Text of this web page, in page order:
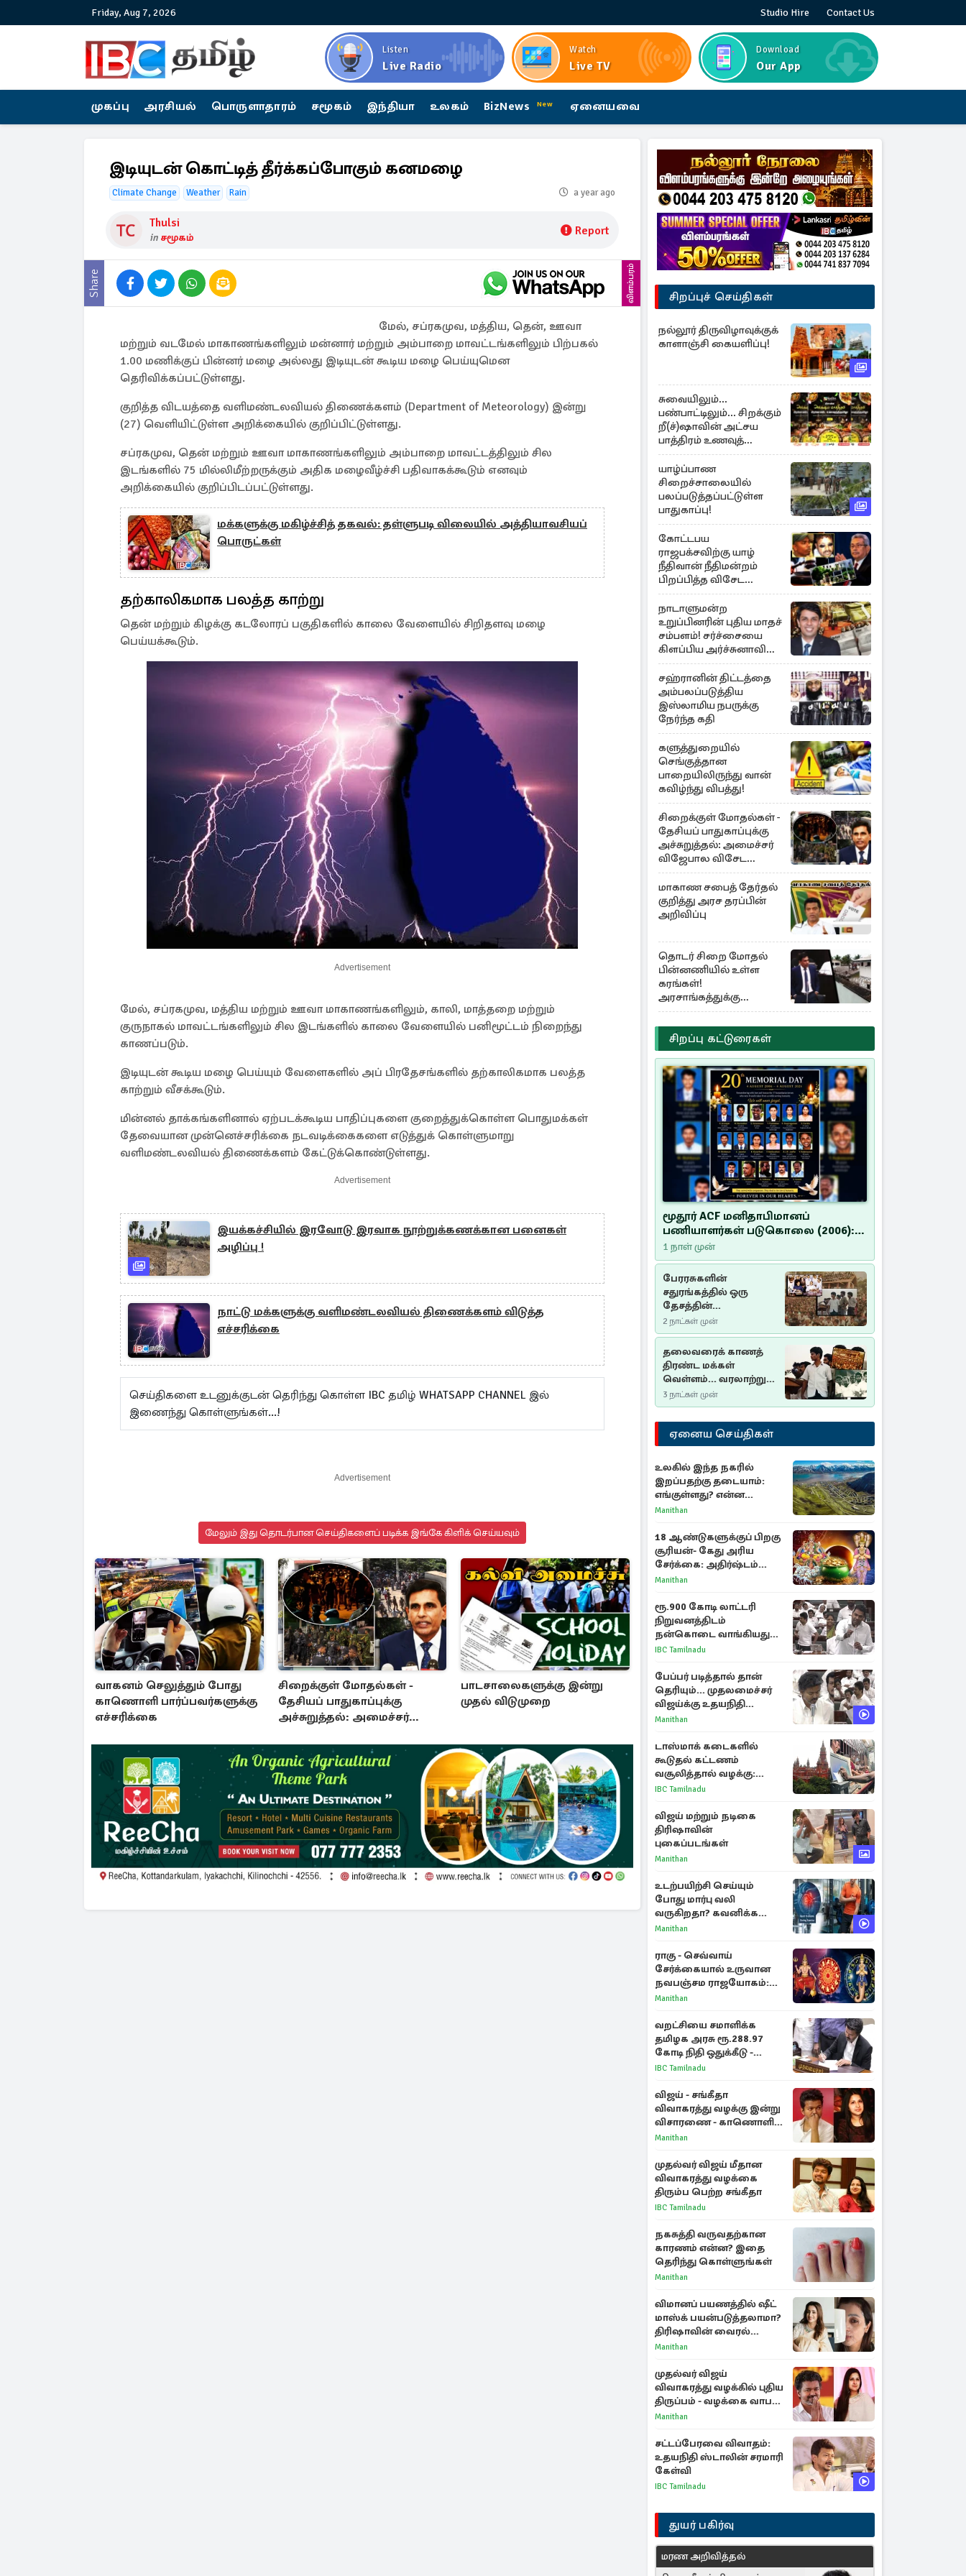
Friday, Aug 7, 2026 Studio Hire Contact Us
Listen
Live Radio
Watch
Live TV
Download
Our App
முகப்பு அரசியல் பொருளாதாரம் சமூகம் இந்தியா உலகம் BizNews New ஏனையவை
இடியுடன் கொட்டித் தீர்க்கப்போகும் கனமழை
Climate Change Weather Rain a year ago
Thulsi
in சமூகம் Report
Share விளம்பரம்
மேல், சப்ரகமுவ, மத்திய, தென், ஊவா
மற்றும் வடமேல் மாகாணங்களிலும் மன்னார் மற்றும் அம்பாறை மாவட்டங்களிலும் பிற்பகல்
1.00 மணிக்குப் பின்னர் மழை அல்லது இடியுடன் கூடிய மழை பெய்யுமென
தெரிவிக்கப்பட்டுள்ளது.
குறித்த விடயத்தை வளிமண்டலவியல் திணைக்களம் (Department of Meteorology) இன்று
(27) வெளியிட்டுள்ள அறிக்கையில் குறிப்பிட்டுள்ளது.
சப்ரகமுவ, தென் மற்றும் ஊவா மாகாணங்களிலும் அம்பாறை மாவட்டத்திலும் சில
இடங்களில் 75 மில்லிமீற்றருக்கும் அதிக மழைவீழ்ச்சி பதிவாகக்கூடும் எனவும்
அறிக்கையில் குறிப்பிடப்பட்டுள்ளது.
மக்களுக்கு மகிழ்ச்சித் தகவல்: தள்ளுபடி விலையில் அத்தியாவசியப்
பொருட்கள்
தற்காலிகமாக பலத்த காற்று
தென் மற்றும் கிழக்கு கடலோரப் பகுதிகளில் காலை வேளையில் சிறிதளவு மழை
பெய்யக்கூடும்.
Advertisement
மேல், சப்ரகமுவ, மத்திய மற்றும் ஊவா மாகாணங்களிலும், காலி, மாத்தறை மற்றும்
குருநாகல் மாவட்டங்களிலும் சில இடங்களில் காலை வேளையில் பனிமூட்டம் நிறைந்து
காணப்படும்.
இடியுடன் கூடிய மழை பெய்யும் வேளைகளில் அப் பிரதேசங்களில் தற்காலிகமாக பலத்த
காற்றும் வீசக்கூடும்.
மின்னல் தாக்கங்களினால் ஏற்படக்கூடிய பாதிப்புகளை குறைத்துக்கொள்ள பொதுமக்கள்
தேவையான முன்னெச்சரிக்கை நடவடிக்கைகளை எடுத்துக் கொள்ளுமாறு
வளிமண்டலவியல் திணைக்களம் கேட்டுக்கொண்டுள்ளது.
Advertisement
இயக்கச்சியில் இரவோடு இரவாக நூற்றுக்கணக்கான பனைகள்
அழிப்பு !
நாட்டு மக்களுக்கு வளிமண்டலவியல் திணைக்களம் விடுத்த
எச்சரிக்கை
செய்திகளை உடனுக்குடன் தெரிந்து கொள்ள IBC தமிழ் WHATSAPP CHANNEL இல்
இணைந்து கொள்ளுங்கள்...!
Advertisement
மேலும் இது தொடர்பான செய்திகளைப் படிக்க இங்கே கிளிக் செய்யவும்
வாகனம் செலுத்தும் போது
காணொளி பார்ப்பவர்களுக்கு
எச்சரிக்கை
சிறைக்குள் மோதல்கள் -
தேசியப் பாதுகாப்புக்கு
அச்சுறுத்தல்: அமைச்சர்
பாடசாலைகளுக்கு இன்று
முதல் விடுமுறை
சிறப்புச் செய்திகள்
நல்லூர் திருவிழாவுக்குக்
காளாஞ்சி கையளிப்பு!
சுவையிலும்...
பண்பாட்டிலும்... சிறக்கும்
றீ(ச்)ஷாவின் அட்சய
பாத்திரம் உணவுத்
திருவிழா ஆரம்பம்
யாழ்ப்பாண
சிறைச்சாலையில்
பலப்படுத்தப்பட்டுள்ள
பாதுகாப்பு!
கோட்டபய
ராஜபக்சவிற்கு யாழ்
நீதிவான் நீதிமன்றம்
பிறப்பித்த விசேட
உத்தரவு!
நாடாளுமன்ற
உறுப்பினரின் புதிய மாதச்
சம்பளம்! சர்ச்சையை
கிளப்பிய அர்ச்சுனாவின்
அறிக்கை
சஹ்ரானின் திட்டத்தை
அம்பலப்படுத்திய
இஸ்லாமிய நபருக்கு
நேர்ந்த கதி
களுத்துறையில்
செங்குத்தான
பாறையிலிருந்து வான்
கவிழ்ந்து விபத்து!
சிறைக்குள் மோதல்கள் -
தேசியப் பாதுகாப்புக்கு
அச்சுறுத்தல்: அமைச்சர்
விஜேபால விசேட
அறிவிப்பு
மாகாண சபைத் தேர்தல்
குறித்து அரச தரப்பின்
அறிவிப்பு
தொடர் சிறை மோதல்
பின்னணியில் உள்ள
கரங்கள்!
அரசாங்கத்துக்கு
கிடைத்த புலனாய்வு
தகவல்
சிறப்பு கட்டுரைகள்
மூதூர் ACF மனிதாபிமானப்
பணியாளர்கள் படுகொலை (2006):
20 ஆண்டுகளாகியும் நீதி
மறுக்கப்பட்ட மனிதாபிமானப்
பேரவலம்
1 நாள் முன்
பேரரசுகளின்
சதுரங்கத்தில் ஒரு
தேசத்தின்
தீர்க்கதரிசனம் :
சுதுமலை பிரகடனம்
ஒரு வரலாற்றுப் பாடம்
2 நாட்கள் முன்
தலைவரைக் காணத்
திரண்ட மக்கள்
வெள்ளம்... வரலாற்றுச்
சிறப்புமிக்க சுதுமலைப்
பிரகடனம்…
3 நாட்கள் முன்
ஏனைய செய்திகள்
உலகில் இந்த நகரில்
இறப்பதற்கு தடையாம்:
எங்குள்ளது? என்ன
காரணம் தெரியுமா?
Manithan
18 ஆண்டுகளுக்குப் பிறகு
சூரியன்- கேது அரிய
சேர்க்கை: அதிர்ஷ்டம்
பெறும் 3 ராசிகள்!
Manithan
ரூ.900 கோடி லாட்டரி
நிறுவனத்திடம்
நன்கொடை வாங்கியது
ஏன்? உதயநிதி - ஆதவ்
IBC Tamilnadu
பேப்பர் படித்தால் தான்
தெரியும்... முதலமைச்சர்
விஜய்க்கு உதயநிதி
ஸ்டாலின் பதிலடி
Manithan
டாஸ்மாக் கடைகளில்
கூடுதல் கட்டணம்
வசூலித்தால் வழக்கு:
சென்னை உயர்நீதிமன்றம்
IBC Tamilnadu
விஜய் மற்றும் நடிகை
திரிஷாவின்
புகைப்படங்கள்
Manithan
உடற்பயிற்சி செய்யும்
போது மார்பு வலி
வருகிறதா? கவனிக்க
வேண்டிய எச்சரிக்கை
Manithan
ராகு - செவ்வாய்
சேர்க்கையால் உருவான
நவபஞ்சம ராஜயோகம்:
அதிர்ஷ்டம் பெறும் 3
Manithan
வறட்சியை சமாளிக்க
தமிழக அரசு ரூ.288.97
கோடி நிதி ஒதுக்கீடு -
வெளியான அரசாணை
IBC Tamilnadu
விஜய் - சங்கீதா
விவாகரத்து வழக்கு இன்று
விசாரணை - காணொளி
மூலம் ஆஜராக வாய்ப்பு
Manithan
முதல்வர் விஜய் மீதான
விவாகரத்து வழக்கை
திரும்ப பெற்ற சங்கீதா
IBC Tamilnadu
நகசுத்தி வருவதற்கான
காரணம் என்ன? இதை
தெரிந்து கொள்ளுங்கள்
Manithan
விமானப் பயணத்தில் ஷீட்
மாஸ்க் பயன்படுத்தலாமா?
திரிஷாவின் வைரல்
செல்ஃபிக்கு மருத்துவர்
Manithan
முதல்வர் விஜய்
விவாகரத்து வழக்கில் புதிய
திருப்பம் - வழக்கை வாபஸ்
பெற்ற சங்கீதா!
Manithan
சட்டப்பேரவை விவாதம்:
உதயநிதி ஸ்டாலின் சரமாரி
கேள்வி
IBC Tamilnadu
துயர் பகிர்வு
மரண அறிவித்தல்